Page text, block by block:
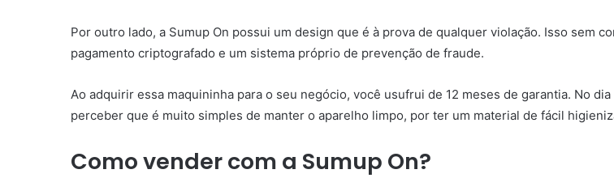
Por outro lado, a Sumup On possui um design que é à prova de qualquer violação. Isso sem
pagamento criptografado e um sistema próprio de prevenção de fraude.
Ao adquirir essa maquininha para o seu negócio, você usufrui de 12 meses de garantia. No dia
perceber que é muito simples de manter o aparelho limpo, por ter um material de fácil
Como vender com a Sumup On?